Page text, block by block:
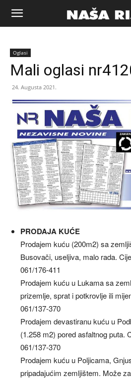
Naša
riječ
Zenica
Oglasi
Mali oglasi
24. Augusta 2021.
PRODAJA KUĆE
Prodajem kuću (200m2) sa
Busovači, useljiva, malo rada.
061/176-411
Prodajem kuću u Lukama sa
prizemlje, sprat i potkrovlje ili
061/137-370
Prodajem devastiranu kuću u
(1.258 m2) pored asfaltnog puta.
061/137-370
Prodajem kuću u Poljicama,
pripadajućim zemljištem. Može